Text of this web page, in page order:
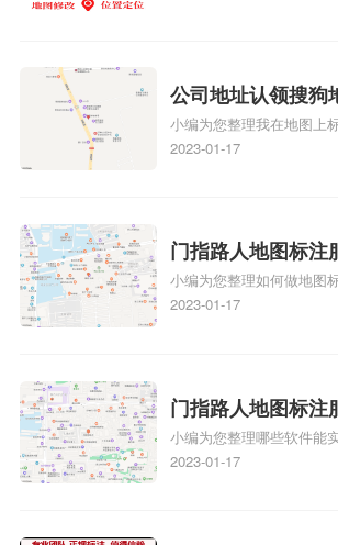
图标注服务中心面的存在
说，实体指路人地
务中心铺如何入驻
公司地址认领搜狗
久审核？公司地址
注多久审核？
小编为您整理我在地图上
多久、我在地图上标注审
情可查看下方正文！
2023-01-17
门指路人地图标注
何做花小猪打车地
记？门指路人地图
小编为您整理如何做地图
标记、so搜街景中如何做
关地图标注知识，详情可
2023-01-17
门指路人地图标注
图位置地址标记？
图标注服务中心苹
小编为您整理哪些软件能
门指路人地图标注服务中
2023-01-17